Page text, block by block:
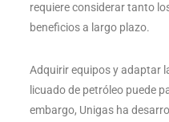
requiere considerar tanto
beneficios a largo plazo.
Adquirir equipos y adaptar
licuado de petróleo puede
embargo, Unigas ha